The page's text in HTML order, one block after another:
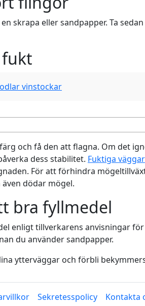
skrapa eller sandpapper. Ta
vinstockar
och få den att flagna. Om det
dess stabilitet. Fuktiga väggar
För att förhindra
dödar mögel.
bra fyllmedel
enligt tillverkarens anvisningar
du använder sandpapper.
ytterväggar och förbli
Sekretesspolicy Kontakta